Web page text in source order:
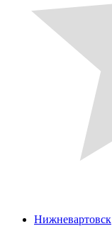
Нижневартовск